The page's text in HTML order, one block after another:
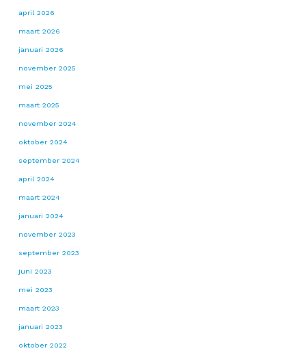
april 2026
maart 2026
januari 2026
november 2025
mei 2025
maart 2025
november 2024
oktober 2024
september 2024
april 2024
maart 2024
januari 2024
november 2023
september 2023
juni 2023
mei 2023
maart 2023
januari 2023
oktober 2022